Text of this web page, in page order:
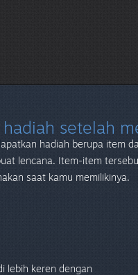
hadiah setelah
hadiah berupa item
lencana. Item-item
saat kamu memilikinya.
lebih keren dengan